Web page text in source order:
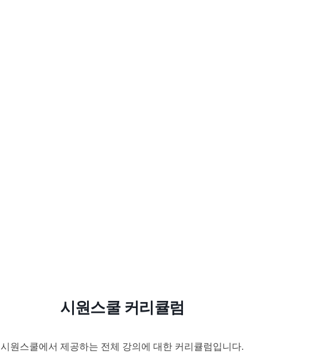
시원스쿨 커리큘럼
시원스쿨에서 제공하는 전체 강의에 대한 커리큘럼입니다.